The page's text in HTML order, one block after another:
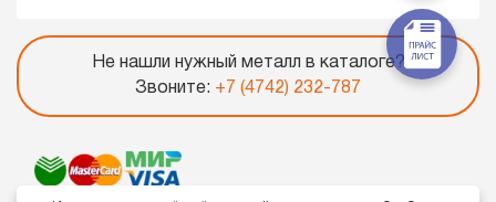
Не нашли нужный металл в каталоге?
Звоните: +7 (4742) 232-787